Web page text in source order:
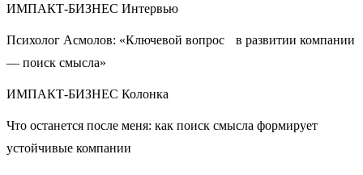
ИМПАКТ-БИЗНЕС Интервью
Психолог Асмолов: «Ключевой вопрос в развитии компании
— поиск смысла»
ИМПАКТ-БИЗНЕС Колонка
Что останется после меня: как поиск смысла формирует
устойчивые компании